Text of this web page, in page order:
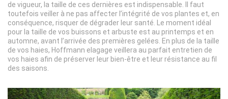
de vigueur, la taille de ces dernières est indispensable. Il faut
toutefois veiller à ne pas affecter l’intégrité de vos plantes et, en
conséquence, risquer de dégrader leur santé. Le moment idéal
pour la taille de vos buissons et arbuste est au printemps et en
automne, avant l’arrivée des premières gelées. En plus de la taille
de vos haies, Hoffmann elagage veillera au parfait entretien de
vos haies afin de préserver leur bien-être et leur résistance au fil
des saisons.